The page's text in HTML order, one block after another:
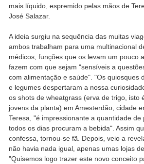
mais líquido, espremido pelas mãos de
José Salazar.
A ideia surgiu na sequência das muitas
ambos trabalham para uma multinacional
médicos, funções que os levam um pouco
fazem com que sejam "sensíveis a
com alimentação e saúde". "Os quiosques
e legumes despertaram a nossa
os shots de wheatgrass (erva de trigo, isto
jovens da planta) em Amesterdão, cidade
Teresa, "é impressionante a quantidade de
todos os dias procuram a bebida". Assim
confessa, tornou-se fã. Depois, veio a
não havia nada igual, apenas umas lojas
"Quisemos logo trazer este novo conceito